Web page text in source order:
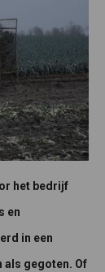
het bedrijf
en
in een
als gegoten. Of